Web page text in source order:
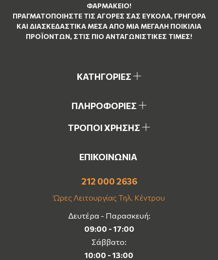
ΦΑΡΜΑΚΕΊΟ!
ΠΡΑΓΜΑΤΟΠΟΙΉΣΤΕ ΤΙΣ ΑΓΟΡΈΣ ΣΑΣ ΕΎΚΟΛΑ, ΓΡΉΓΟΡΑ
ΚΑΙ ΔΙΑΣΚΕΔΑΣΤΙΚΆ ΜΈΣΑ ΑΠΌ ΜΙΑ ΜΕΓΆΛΗ ΠΟΙΚΙΛΊΑ
ΠΡΟΪΌΝΤΩΝ, ΣΤΙΣ ΠΙΟ ΑΝΤΑΓΩΝΙΣΤΙΚΈΣ ΤΙΜΈΣ!
ΚΑΤΗΓΟΡΙΕΣ
ΠΛΗΡΟΦΟΡΙΕΣ
ΤΡΟΠΟΙ ΧΡΗΣΗΣ
ΕΠΙΚΟΙΝΩΝΙΑ
212 000 2636
Ώρες Λειτουργίας Τηλ. Κέντρου
Δευτέρα - Παρασκευή:
09:00 - 17:00
Σάββατο:
10:00 - 13:00